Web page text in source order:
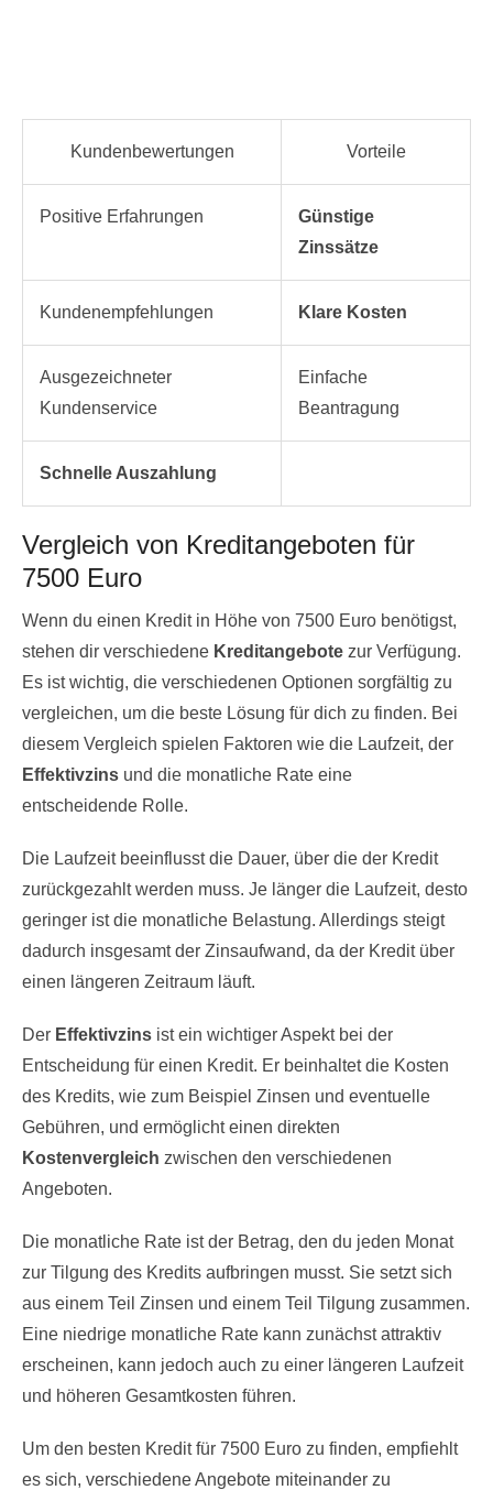
Kundenbewertungen Vorteile
Positive Erfahrungen
Günstige
Zinssätze
Kundenempfehlungen Klare Kosten
Ausgezeichneter
Kundenservice
Einfache
Beantragung
Schnelle Auszahlung
Vergleich von Kreditangeboten für
7500 Euro
Wenn du einen Kredit in Höhe von 7500 Euro benötigst,
stehen dir verschiedene Kreditangebote zur Verfügung.
Es ist wichtig, die verschiedenen Optionen sorgfältig zu
vergleichen, um die beste Lösung für dich zu finden. Bei
diesem Vergleich spielen Faktoren wie die Laufzeit, der
Effektivzins und die monatliche Rate eine
entscheidende Rolle.
Die Laufzeit beeinflusst die Dauer, über die der Kredit
zurückgezahlt werden muss. Je länger die Laufzeit, desto
geringer ist die monatliche Belastung. Allerdings steigt
dadurch insgesamt der Zinsaufwand, da der Kredit über
einen längeren Zeitraum läuft.
Der Effektivzins ist ein wichtiger Aspekt bei der
Entscheidung für einen Kredit. Er beinhaltet die Kosten
des Kredits, wie zum Beispiel Zinsen und eventuelle
Gebühren, und ermöglicht einen direkten
Kostenvergleich zwischen den verschiedenen
Angeboten.
Die monatliche Rate ist der Betrag, den du jeden Monat
zur Tilgung des Kredits aufbringen musst. Sie setzt sich
aus einem Teil Zinsen und einem Teil Tilgung zusammen.
Eine niedrige monatliche Rate kann zunächst attraktiv
erscheinen, kann jedoch auch zu einer längeren Laufzeit
und höheren Gesamtkosten führen.
Um den besten Kredit für 7500 Euro zu finden, empfiehlt
es sich, verschiedene Angebote miteinander zu